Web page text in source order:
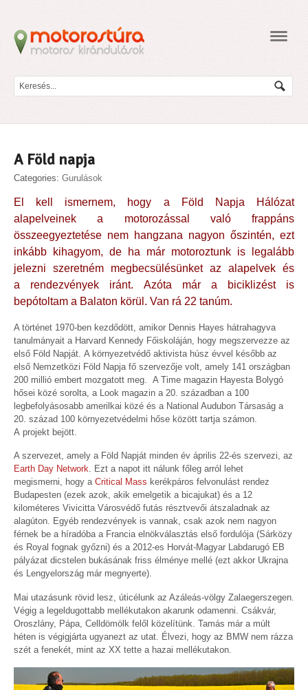
A Föld napja
Categories: Gurulások
El kell ismernem, hogy a Föld Napja Hálózat
alapelveinek a motorozással való frappáns
összeegyeztetése nem hangzana nagyon őszintén, ezt
inkább kihagyom, de ha már motoroztunk is legalább
jelezni szeretném megbecsülésünket az alapelvek és
a rendezvények iránt. Azóta már a biciklizést is
bepótoltam a Balaton körül. Van rá 22 tanúm.
A történet 1970-ben kezdődött, amikor Dennis Hayes hátrahagyva
tanulmányait a Harvard Kennedy Főiskoláján, hogy megszervezze az
első Föld Napját. A környezetvédő aktivista húsz évvel később az
első Nemzetközi Föld Napja fő szervezője volt, amely 141 országban
200 millió embert mozgatott meg. A Time magazin Hayesta Bolygó
hősei közé sorolta, a Look magazin a 20. században a 100
legbefolyásosabb amerilkai közé és a National Audubon Társaság a
20. század 100 környezetvédelmi hőse között tartja számon.
A projekt bejött.
A szervezet, amely a Föld Napját minden év április 22-és szervezi, az
Earth Day Network. Ezt a napot itt nálunk főleg arról lehet
megismerni, hogy a Critical Mass kerékpáros felvonulást rendez
Budapesten (ezek azok, akik emelgetik a bicajukat) és a 12
kilométeres Vivicitta Városvédő futás résztvevői átszaladnak az
alagúton. Egyéb rendezvények is vannak, csak azok nem nagyon
férnek be a híradóba a Francia elnökválasztás első fordulója (Sárközy
és Royal fognak győzni) és a 2012-es Horvát-Magyar Labdarugó EB
pályázat dicstelen bukásának friss élménye mellé (ezt akkor Ukrajna
és Lengyelország már megnyerte).
Mai utazásunk rövid lesz, úticélunk az Azáleás-völgy Zalaegerszegen.
Végig a legeldugottabb mellékutakon akarunk odamenni. Csákvár,
Oroszlány, Pápa, Celldömölk felől közelítünk. Tamás már a múlt
héten is végigjárta ugyanezt az utat. Élvezi, hogy az BMW nem rázza
szét a fenekét, mint az XX tette a hazai mellékutakon.